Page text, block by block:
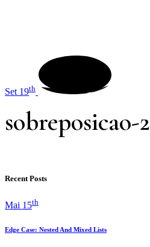
Set 19th
sobreposicao-2
Recent Posts
Mai 15th
Edge Case: Nested And Mixed Lists